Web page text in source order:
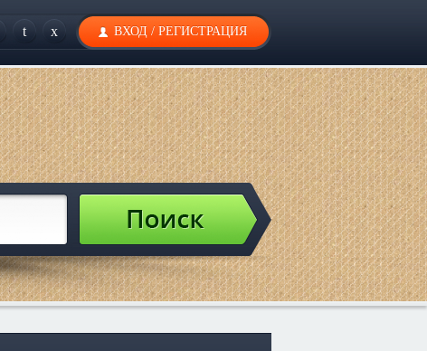
t x ВХОД / РЕГИСТРАЦИЯ